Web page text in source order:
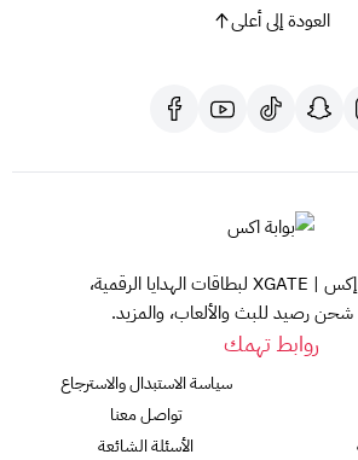
العودة إلى أعلى
موسوعة بوابة إكس | XGATE لبطاقات الهدايا الرقمية،
شحن رصيد للبث والألعاب، والمزيد.
روابط تهمك
سياسة الاستبدال والاسترجاع
تواصل معنا
الأسئلة الشائعة